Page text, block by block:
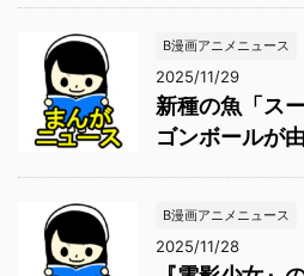
B漫画アニメニュース
2025/11/29
新種の魚「ス
ゴンボールが
B漫画アニメニュース
2025/11/28